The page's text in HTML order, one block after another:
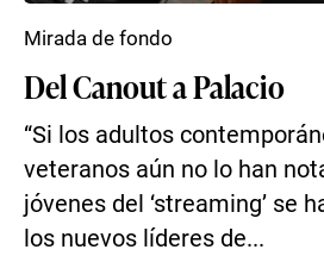
Del Canout a Palacio
“Si los adultos
veteranos aún no lo han
jóvenes del ‘streaming’ se
los nuevos líderes de...
Mirada de fondo